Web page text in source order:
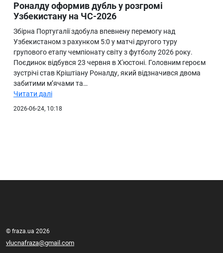
Роналду оформив дубль у розгромі
Узбекистану на ЧС-2026
Збірна Португалії здобула впевнену перемогу над
Узбекистаном з рахунком 5:0 у матчі другого туру
групового етапу чемпіонату світу з футболу 2026 року.
Поєдинок відбувся 23 червня в Х'юстоні. Головним героєм
зустрічі став Кріштіану Роналду, який відзначився двома
забитими м’ячами та…
Читати далі
2026-06-24, 10:18
© fraza.ua 2026
vlucnafraza@gmail.com